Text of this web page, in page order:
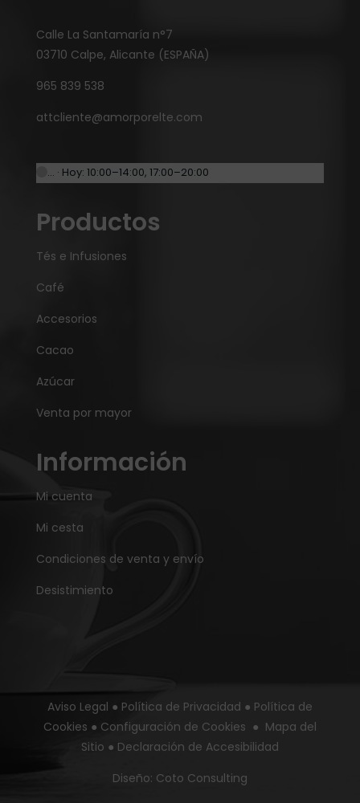
Calle La Santamaría n°7
03710 Calpe, Alicante (ESPAÑA)
965 839 538
attcliente@amorporelte.com
… · Hoy: 10:00–14:00, 17:00–20:00
Productos
Tés e Infusiones
Café
Accesorios
Cacao
Azúcar
Venta por mayor
Información
Mi cuenta
Mi cesta
Condiciones de venta y envío
Desistimiento
Aviso Legal ● Política de Privacidad ● Política de
Cookies ● Configuración de Cookies ● Mapa del
Sitio ● Declaración de Accesibilidad
Diseño: Coto Consulting